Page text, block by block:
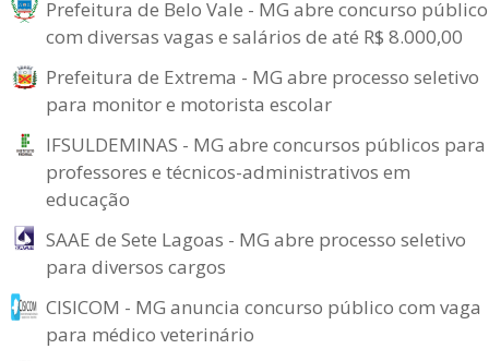
Prefeitura de Belo Vale - MG abre concurso público
com diversas vagas e salários de até R$ 8.000,00
Prefeitura de Extrema - MG abre processo seletivo
para monitor e motorista escolar
IFSULDEMINAS - MG abre concursos públicos para
professores e técnicos-administrativos em
educação
SAAE de Sete Lagoas - MG abre processo seletivo
para diversos cargos
CISICOM - MG anuncia concurso público com vaga
para médico veterinário